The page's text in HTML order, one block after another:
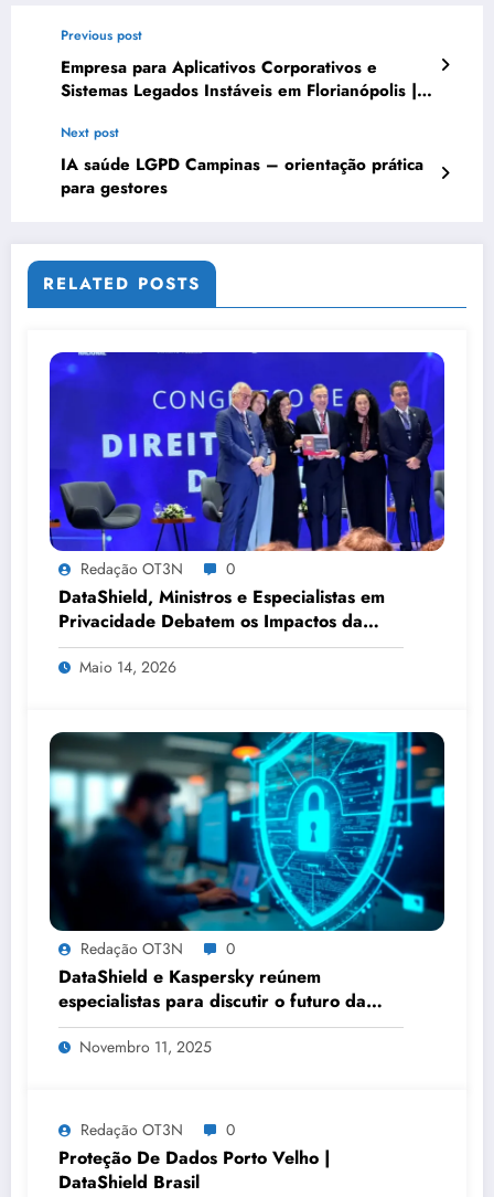
Previous post
Empresa para Aplicativos Corporativos e
Sistemas Legados Instáveis em Florianópolis |
Next post
IA saúde LGPD Campinas – orientação prática
para gestores
RELATED POSTS
Redação OT3N 0
DataShield, Ministros e Especialistas em
Privacidade Debatem os Impactos da
Tecnologia, IA e Proteção de Dados no
Congresso de Direito Digital da OAB
Maio 14, 2026
Redação OT3N 0
DataShield e Kaspersky reúnem
especialistas para discutir o futuro da
privacidade digital no Brasil
Novembro 11, 2025
Redação OT3N 0
Proteção De Dados Porto Velho |
DataShield Brasil